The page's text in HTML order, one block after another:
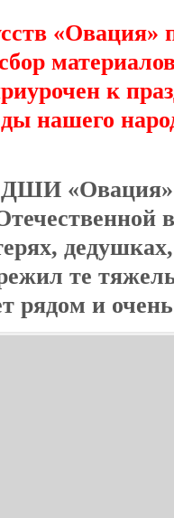
«Овация»
к
нашего
ДШИ «Овация»
те
рядом и